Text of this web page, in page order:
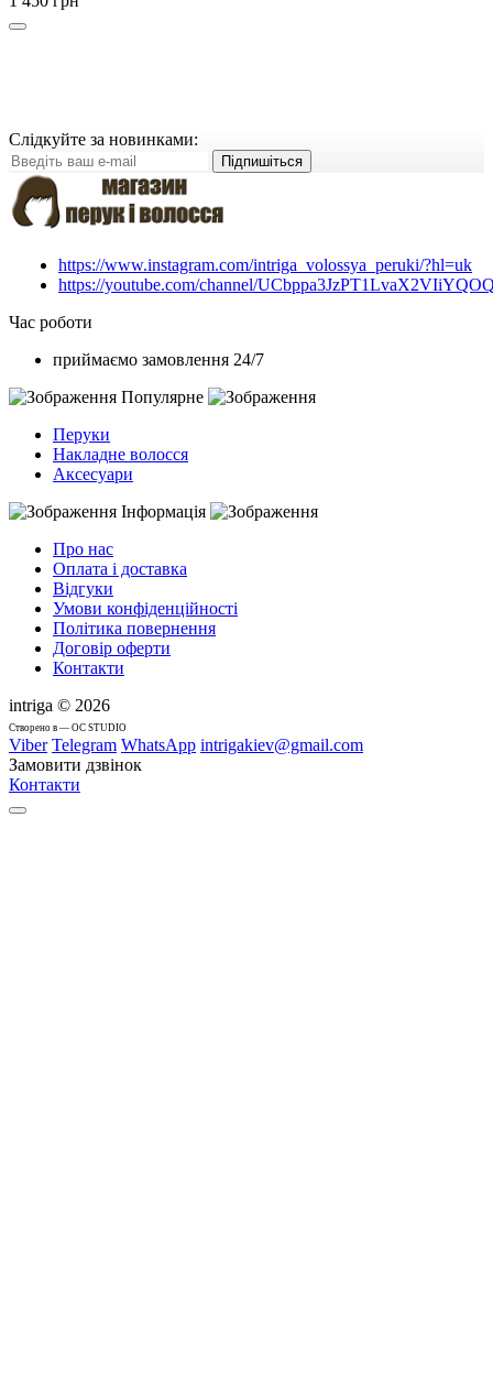
Слідкуйте за новинками:
Підпишіться
https://www.instagram.com/intriga_volossya_peruki/?hl=uk
https://youtube.com/channel/
Час роботи
приймаємо замовлення 24/7
Популярне
Перуки
Накладне волосся
Аксесуари
Інформація
Про нас
Оплата і доставка
Відгуки
Умови конфіденційності
Політика повернення
Договір оферти
Контакти
intriga © 2026
Cтворено в — OC STUDIO
Viber Telegram WhatsApp intrigakiev@gmail.com
Замовити дзвінок
Контакти